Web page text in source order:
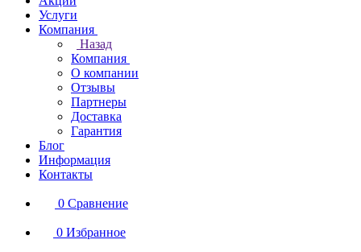
Услуги
Компания
Назад
Компания
О компании
Отзывы
Партнеры
Доставка
Гарантия
Блог
Информация
Контакты
0 Сравнение
0 Избранное